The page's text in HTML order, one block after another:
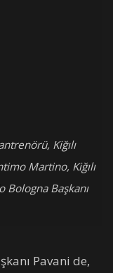
Kiğılı
Martino, Kiğılı
Bologna Başkanı
Pavani de,